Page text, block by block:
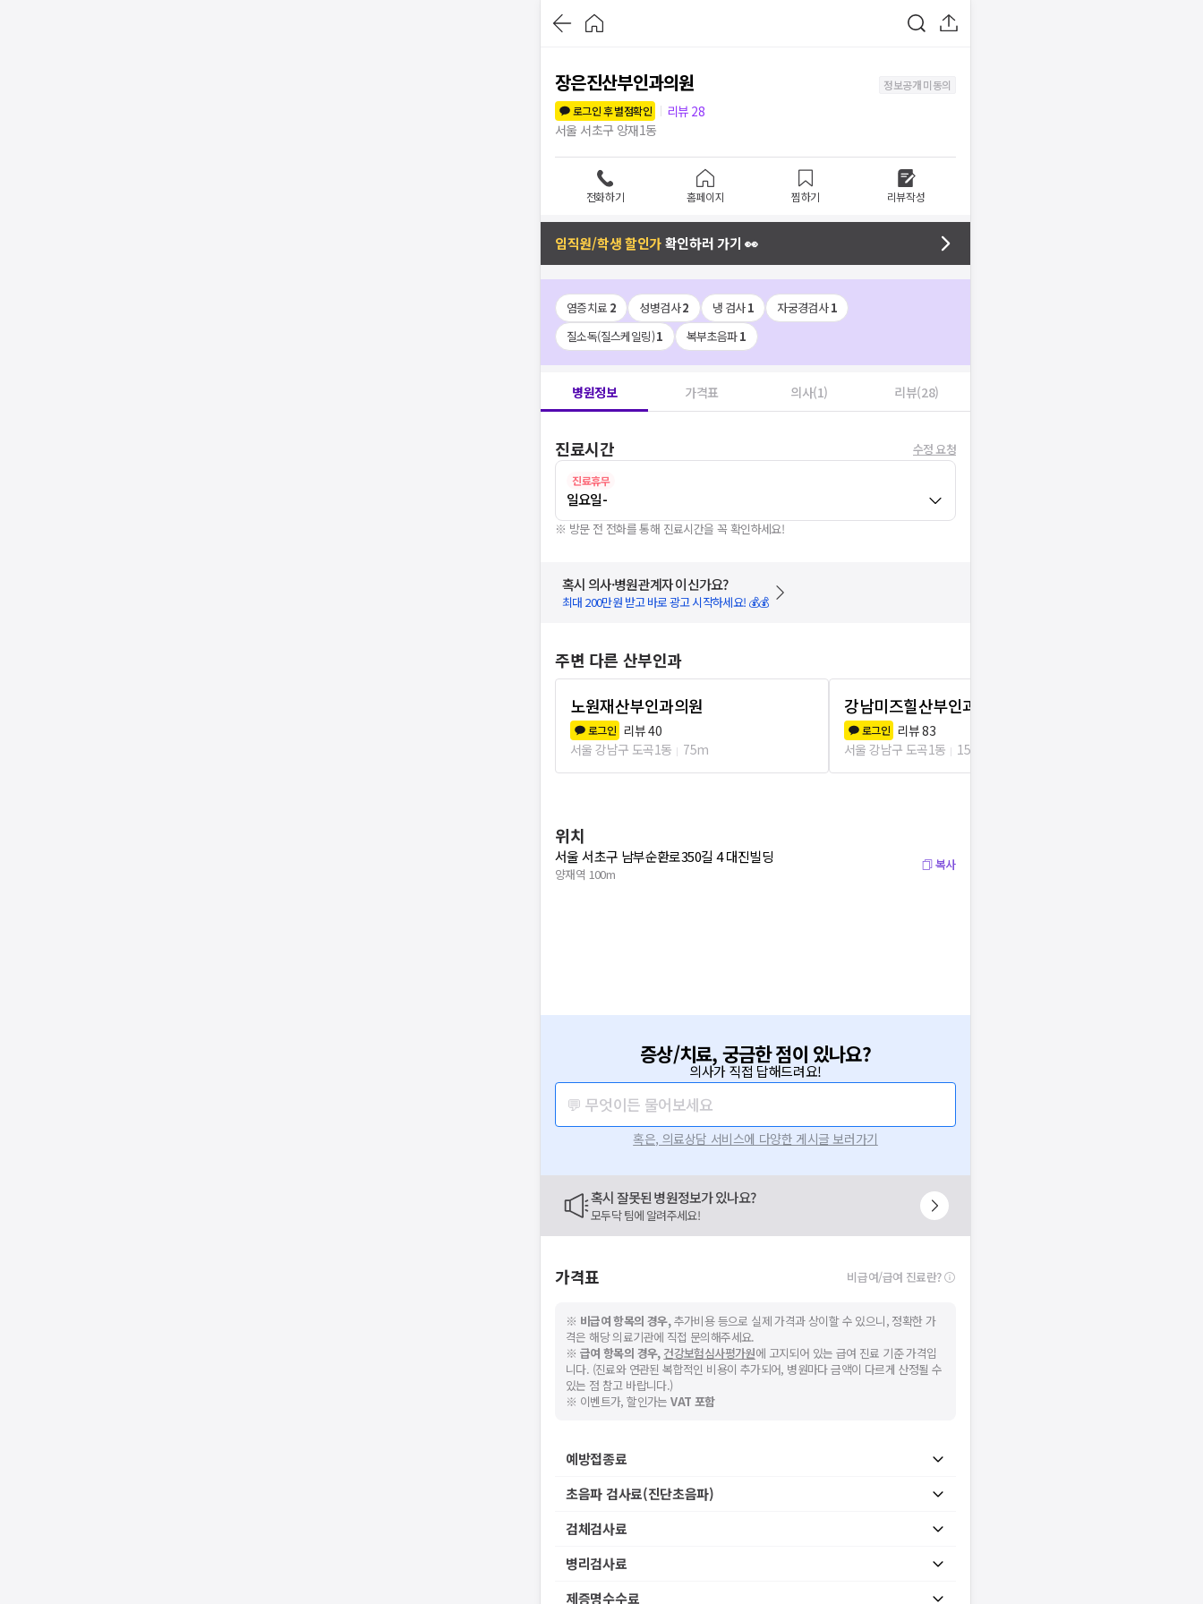
장은진산부인과의원
정보공개 미동의
로그인 후 별점확인
리뷰 28
서울 서초구 양재1동
전화하기 홈페이지 찜하기 리뷰작성
임직원/학생 할인가확인하러 가기 👀
염증치료 2 성병검사2 냉 검사1 자궁경검사1
질소독(질스케일링)1 복부초음파1
병원정보 가격표 의사(1) 리뷰(28)
진료시간 수정 요청
진료휴무
일요일-
※ 방문 전 전화를 통해 진료시간을 꼭 확인하세요!
혹시 의사·병원관계자 이신가요?
최대 200만원 받고 바로 광고 시작하세요! 💰💰
주변 다른 산부인과
노원재산부인과의원
로그인 리뷰40
서울 강남구 도곡1동
75m
강남미즈힐산부인과의원
로그인 리뷰83
서울 강남구 도곡1동
150m
위치
서울 서초구 남부순환로350길 4 대진빌딩
양재역 100m
복사
증상/치료, 궁금한 점이 있나요?
의사가 직접 답해드려요!
💬 무엇이든 물어보세요
혹은, 의료상담 서비스에 다양한 게시글 보러가기
혹시 잘못된 병원정보가 있나요?
모두닥 팀에 알려주세요!
가격표 비급여/급여 진료란?
※ 비급여 항목의 경우,추가비용 등으로 실제 가격과 상이할 수 있으니, 정확한 가
격은 해당 의료기관에 직접 문의해주세요.
※ 급여 항목의 경우, 건강보험심사평가원에 고지되어 있는 급여 진료 기준 가격입
니다. (진료와 연관된 복합적인 비용이 추가되어, 병원마다 금액이 다르게 산정될 수
있는 점 참고 바랍니다.)
※ 이벤트가, 할인가는VAT 포함
예방접종료
초음파 검사료(진단초음파)
검체검사료
병리검사료
제증명수수료